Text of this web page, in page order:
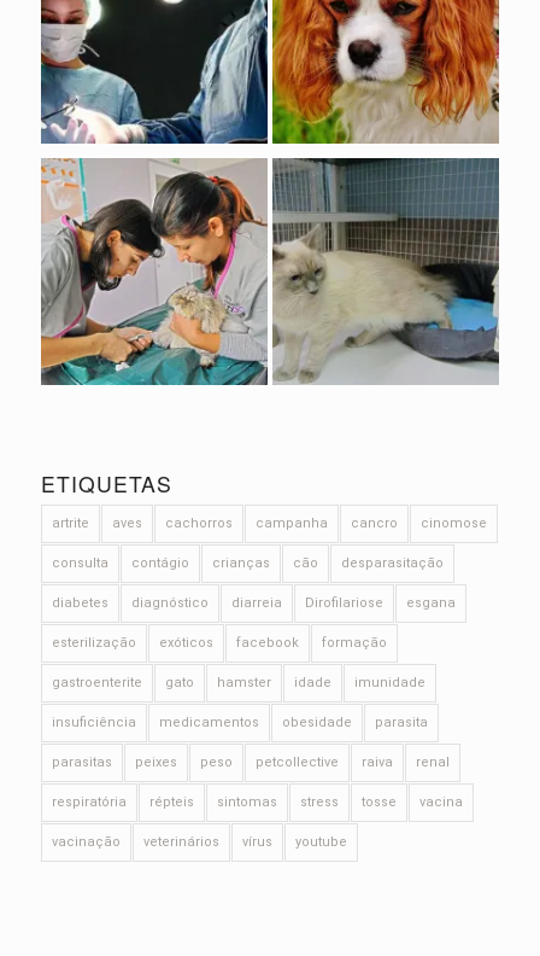
ETIQUETAS
artrite aves cachorros campanha cancro cinomose
consulta contágio crianças cão desparasitação
diabetes diagnóstico diarreia Dirofilariose esgana
esterilização exóticos facebook formação
gastroenterite gato hamster idade imunidade
insuficiência medicamentos obesidade parasita
parasitas peixes peso petcollective raiva renal
respiratória répteis sintomas stress tosse vacina
vacinação veterinários vírus youtube